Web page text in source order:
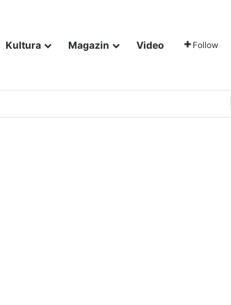
Kultura Magazin Video Follow